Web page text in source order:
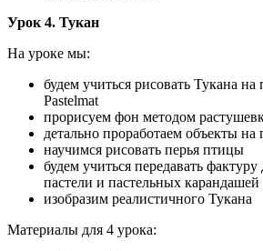
Урок 4. Тукан
На уроке мы:
будем учиться рисовать Тукана на
Pastelmat
прорисуем фон методом
детально проработаем объекты на
научимся рисовать перья птицы
будем учиться передавать
пастели и пастельных карандашей
изобразим реалистичного Тукана
Материалы для 4 урока: